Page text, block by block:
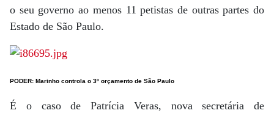
o seu governo ao menos 11 petistas de outras partes do
Estado de São Paulo.
PODER: Marinho controla o 3º orçamento de São Paulo
É o caso de Patrícia Veras, nova secretária de